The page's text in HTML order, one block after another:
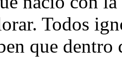
Todos
que